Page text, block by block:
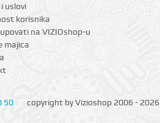
uslovi
korisnika
na VIZIOshop-u
majica
50 copyright by Vizioshop 2006 - 2026